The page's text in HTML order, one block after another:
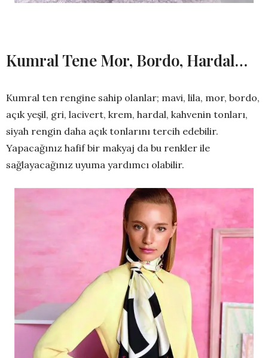
Kumral Tene Mor, Bordo, Hardal…
Kumral ten rengine sahip olanlar; mavi, lila, mor, bordo,
açık yeşil, gri, lacivert, krem, hardal, kahvenin tonları,
siyah rengin daha açık tonlarını tercih edebilir.
Yapacağınız hafif bir makyaj da bu renkler ile
sağlayacağınız uyuma yardımcı olabilir.